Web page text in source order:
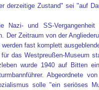
derzeitige Zustand" sei "auf
und SS-
Der Zeitraum von der
fast komplett
das Westpreußen-Museum
wurde 1940 auf Bitten
Abgeordnete
solle "ein seriöses